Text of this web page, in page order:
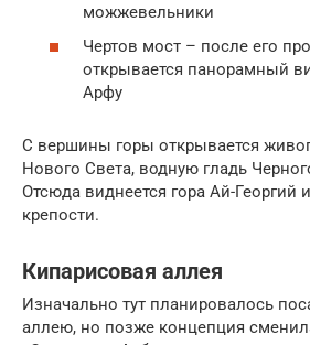
можжевельники
Чертов мост – после его
открывается панорамный
Арфу
С вершины горы открывается
Нового Света, водную гладь
Отсюда виднеется гора Ай-Георгий
крепости.
Кипарисовая аллея
Изначально тут планировалось
аллею, но позже концепция